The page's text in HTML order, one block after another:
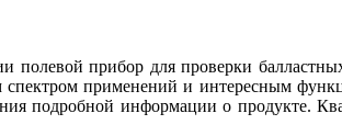
полевой прибор для проверки
применений и интересным
подробной информации о продукте.